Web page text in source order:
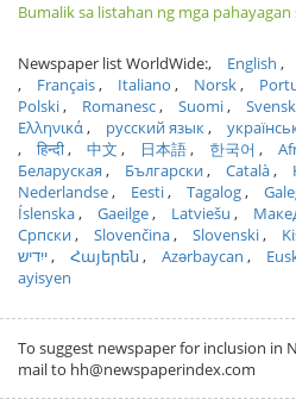
Bumalik sa listahan ng mga
Newspaper list WorldWide: English
Français
Italiano Norsk
Polski
Romanesc Suomi Svensk
Ελληνικά
русский язык
हिन्दी
中文 日本語 한국어
Беларуская
Български Català
Nederlandse
Eesti Tagalog
Íslenska
Gaeilge Latviešu
Српски
Slovenčina Slovenski
ייִדיש
Հայերեն Azərbaycan
ayisyen
To suggest newspaper for inclusion in
mail to hh@newspaperindex.com